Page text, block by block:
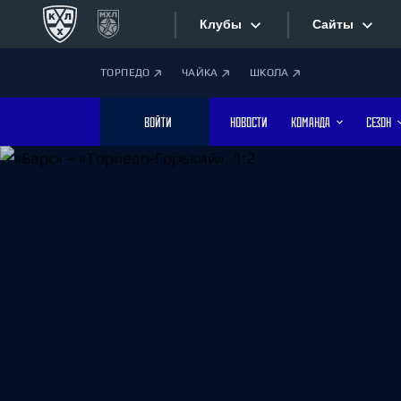
Клубы
Дивизион Боброва
Лада
Сайты
ТОРПЕДО ЧАЙКА ШКОЛА
ВОЙТИ НОВОСТИ КОМАНДА СЕЗОН